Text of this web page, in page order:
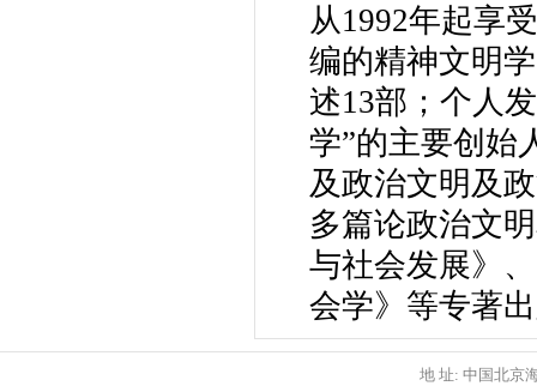
从1992年起享
编的精神文明
述13部；个人
学”的主要创始
及政治文明及
多篇论政治文
与社会发展》
会学》等专著
地 址: 中国北京